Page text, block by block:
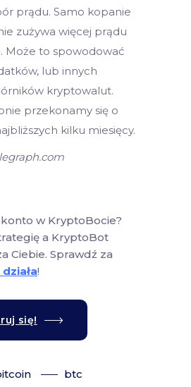
prądu. Samo kopanie
zużywa więcej prądu
Może to spowodować
lub innych
kryptowalut.
przekonamy się o
kilku miesięcy.
w KryptoBocie?
a KryptoBot
Ciebie. Sprawdź za
!
się!
btc